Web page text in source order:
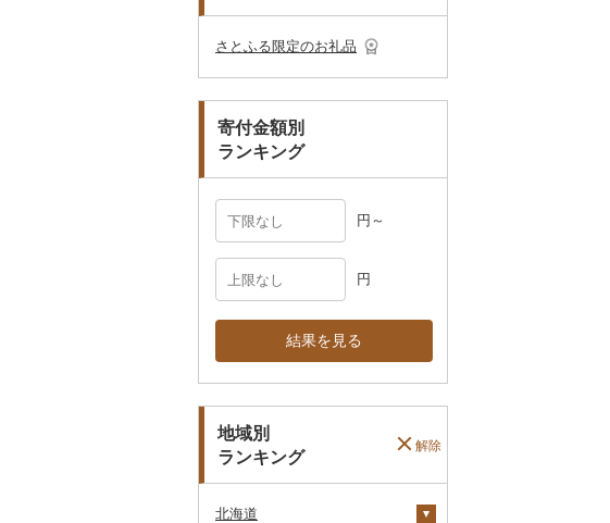
さとふる限定のお礼品
寄付金額別
ランキング
円～
円
結果を見る
地域別
ランキング
解除
北海道